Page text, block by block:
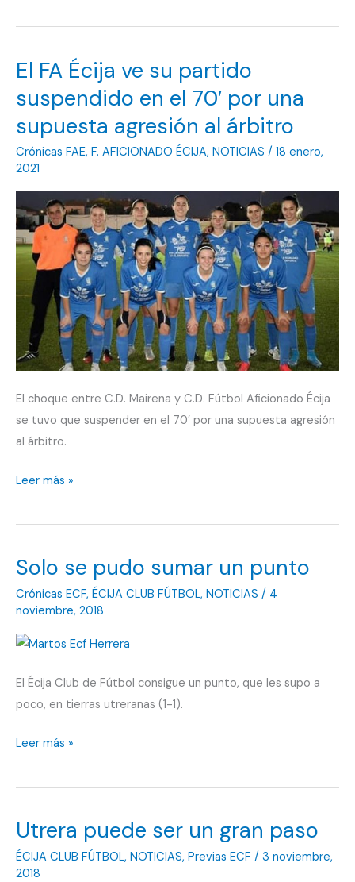
jugadores
presenta
Balompié
ante
el
BC
El FA Écija ve su partido
suspendido en el 70′ por una
supuesta agresión al árbitro
Crónicas FAE, F. AFICIONADO ÉCIJA, NOTICIAS / 18 enero,
2021
El choque entre C.D. Mairena y C.D. Fútbol Aficionado Écija
se tuvo que suspender en el 70′ por una supuesta agresión
al árbitro.
El
Écija
su
partido
suspendido
en
70′
supuesta
Leer más »
Solo se pudo sumar un punto
Crónicas ECF, ÉCIJA CLUB FÚTBOL, NOTICIAS / 4
noviembre, 2018
El Écija Club de Fútbol consigue un punto, que les supo a
poco, en tierras utreranas (1-1).
Solo
pudo
punto
Leer más »
Utrera puede ser un gran paso
ÉCIJA CLUB FÚTBOL, NOTICIAS, Previas ECF / 3 noviembre,
2018